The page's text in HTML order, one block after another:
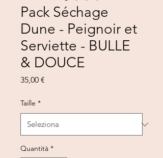
Pack Séchage
Dune - Peignoir et
Serviette - BULLE
& DOUCE
35,00 €
Taille *
Quantità *